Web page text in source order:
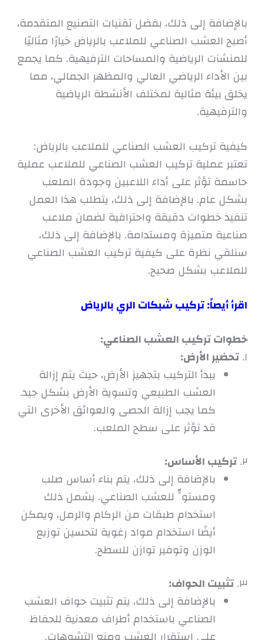
بالإضافة إلى ذلك، بفضل تقنيات التصنيع المتقدمة،
أصبح العشب الصناعي للملاعب بالرياض خيارًا مثاليًا
للمنشآت الرياضية والمساحات الترفيهية. كما يجمع
بين الأداء الرياضي العالي والمظهر الجمالي، مما
يخلق بيئة مثالية لمختلف الأنشطة الرياضية
والترفيهية.
كيفية تركيب العشب الصناعي للملاعب بالرياض:
تعتبر عملية تركيب العشب الصناعي للملاعب عملية
حاسمة تؤثر على أداء اللاعبين وجودة الملعب
بشكل عام. بالإضافة إلى ذلك، يتطلب هذا العمل
تنفيذ خطوات دقيقة واحترافية لضمان ملاعب
صناعية متميزة ومستدامة. بالإضافة إلى ذلك،
سنلقي نظرة على كيفية تركيب العشب الصناعي
للملاعب بشكل صحيح.
اقرأ أيصاً:تركيب شبكات الري بالرياض
خطوات تركيب العشب الصناعي:
١. تحضير الأرض:
يبدأ التركيب بتجهيز الأرض، حيث يتم إزالة
العشب الطبيعي وتسوية الأرض بشكل جيد.
كما يجب إزالة الحصى والعوائق الأخرى التي
قد تؤثر على سطح الملعب.
٢. تركيب الأساس:
بالإضافة إلى ذلك، يتم بناء أساس صلب
ومستوٍّ للعشب الصناعي. يشمل ذلك
استخدام طبقات من الركام والرمل، ويمكن
أيضًا استخدام مواد رغوية لتحسين توزيع
الوزن وتوفير توازن للسطح.
٣. تثبيت الحواف:
بالإضافة إلى ذلك، يتم تثبيت حواف العشب
الصناعي باستخدام أطراف معدنية للحفاظ